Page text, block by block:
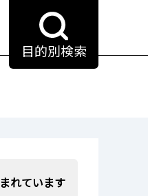
目的別検索
れています